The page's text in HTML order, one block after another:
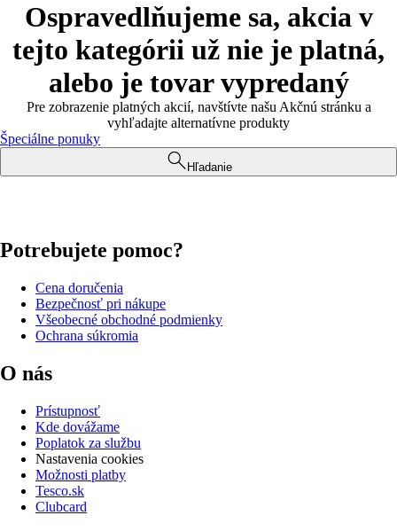
Ospravedlňujeme sa, akcia v
tejto kategórii už nie je platná,
alebo je tovar vypredaný
Pre zobrazenie platných akcií, navštívte našu Akčnú stránku a
vyhľadajte alternatívne produkty
Špeciálne ponuky
Hľadanie
Potrebujete pomoc?
Cena doručenia
Bezpečnosť pri nákupe
Všeobecné obchodné podmienky
Ochrana súkromia
O nás
Prístupnosť
Kde dovážame
Poplatok za službu
Nastavenia cookies
Možnosti platby
Tesco.sk
Clubcard